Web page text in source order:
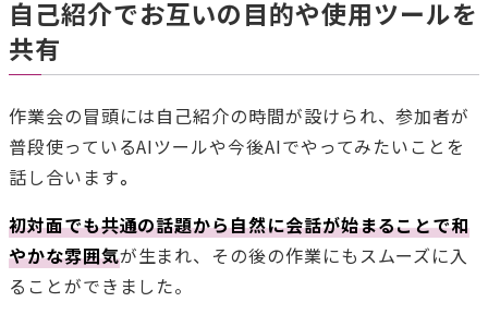
自己紹介でお互いの目的や使用ツールを
共有
作業会の冒頭には自己紹介の時間が設けられ、参加者が
普段使っているAIツールや今後AIでやってみたいことを
話し合います。
初対面でも共通の話題から自然に会話が始まることで和
やかな雰囲気が生まれ、その後の作業にもスムーズに入
ることができました。